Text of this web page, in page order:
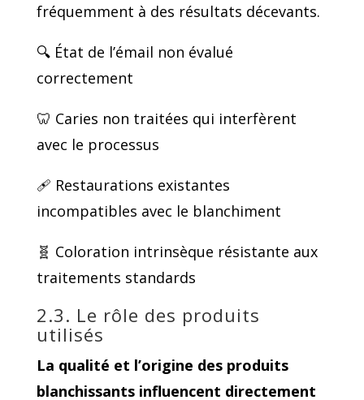
fréquemment à des résultats décevants.
🔍 État de l’émail non évalué
correctement
🦷 Caries non traitées qui interfèrent
avec le processus
🩹 Restaurations existantes
incompatibles avec le blanchiment
🧬 Coloration intrinsèque résistante aux
traitements standards
2.3. Le rôle des produits
utilisés
La qualité et l’origine des produits
blanchissants influencent directement